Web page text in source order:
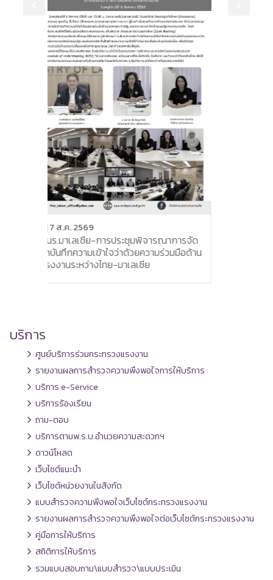
6 ส.ค. 2569
สนร. เกาสง ให้การต้อนรับผู้อำนวยการใหญ่
สำนักงานการค้าและเศรษฐกิจไทย ไทเป ใน
โอกาสเยี่ยมเยือนเมืองเกาสง และร่วมหารือ
เตรียมความพร้อมจัดงานวันชาติไทย ประจำ
ปี 2569
บริการ
ศูนย์บริการร่วมกระทรวงแรงงาน
รายงานผลการสำรวจความพึงพอใจการให้บริการ
บริการ e-Service
บริการร้องเรียน
ถาม-ตอบ
บริการตามพ.ร.บ.อำนวยความสะดวกฯ
ดาวน์โหลด
เว็บไซต์แนะนำ
เว็บไซต์หน่วยงานในสังกัด
แบบสำรวจความพึงพอใจเว็บไซต์กระทรวงแรงงาน
รายงานผลการสำรวจความพึงพอใจต่อเว็บไซต์กระทรวงแรงงาน
คู่มือการให้บริการ
สถิติการให้บริการ
รวมแบบสอบถาม\แบบสำรวจ\แบบประเมิน